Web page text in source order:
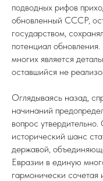
подводных рифов
обновленный СССР,
государством,
потенциал
многих является
оставшийся не
Оглядываясь назад,
начинаний
вопрос
исторический шанс
державой,
Евразии в единую
гармонически сочетая